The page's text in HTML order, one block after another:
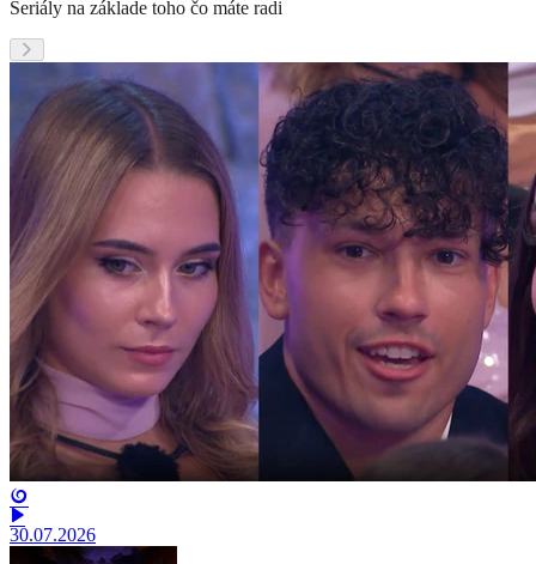
Seriály na základe toho čo máte radi
30.07.2026